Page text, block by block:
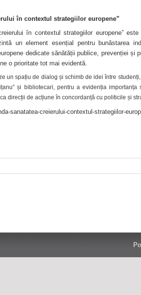
în contextul strategiilor europene”
în contextul strategiilor europene”
un element esențial pentru bunăstarea
dedicate sănătății publice, prevenției și
o prioritate tot mai evidentă.
un spațiu de dialog și schimb de idei între
și bibliotecari, pentru a evidenția importanța
direcții de acțiune în concordanță cu politicile și
sanatatea-creierului-contextul-strategiilor-